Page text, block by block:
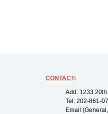
CONTACT:
Add: 1233
Tel: 202-861-
Email